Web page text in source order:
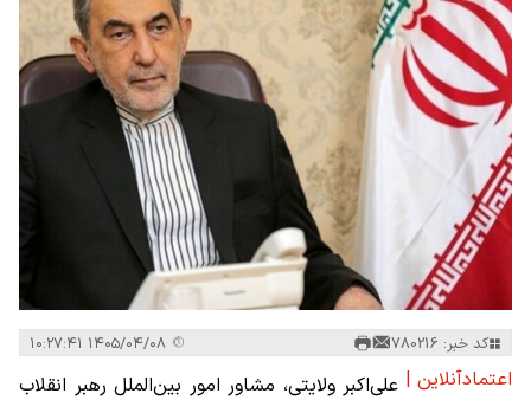
کد خبر: 780216
اعتمادآنلاین | علی‌اکبر ولایتی، مشاور امور بین‌الملل رهبر انقلاب